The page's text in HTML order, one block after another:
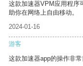
这款加速器VPM应用程序
助你在网络上自由移动。
2024-01-16
游客
这款加速器app的操作非